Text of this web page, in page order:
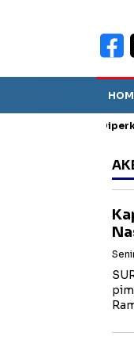
Sebut TPA